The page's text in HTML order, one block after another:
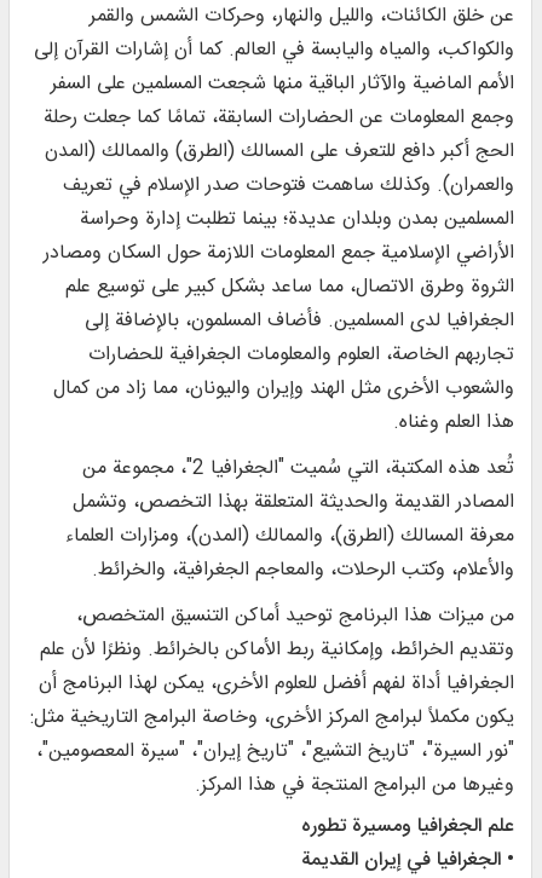
عن خلق الكائنات، والليل والنهار، وحركات الشمس والقمر
والكواكب، والمياه واليابسة في العالم. كما أن إشارات القرآن إلى
الأمم الماضية والآثار الباقية منها شجعت المسلمين على السفر
وجمع المعلومات عن الحضارات السابقة، تمامًا كما جعلت رحلة
الحج أكبر دافع للتعرف على المسالك (الطرق) والممالك (المدن
والعمران). وكذلك ساهمت فتوحات صدر الإسلام في تعريف
المسلمين بمدن وبلدان عديدة؛ بينما تطلبت إدارة وحراسة
الأراضي الإسلامية جمع المعلومات اللازمة حول السكان ومصادر
الثروة وطرق الاتصال، مما ساعد بشكل كبير على توسيع علم
الجغرافيا لدى المسلمين. فأضاف المسلمون، بالإضافة إلى
تجاربهم الخاصة، العلوم والمعلومات الجغرافية للحضارات
والشعوب الأخرى مثل الهند وإيران واليونان، مما زاد من كمال
هذا العلم وغناه.
تُعد هذه المكتبة، التي سُميت "الجغرافيا 2"، مجموعة من
المصادر القديمة والحديثة المتعلقة بهذا التخصص، وتشمل
معرفة المسالك (الطرق)، والممالك (المدن)، ومزارات العلماء
والأعلام، وكتب الرحلات، والمعاجم الجغرافية، والخرائط.
من ميزات هذا البرنامج توحيد أماكن التنسيق المتخصص،
وتقديم الخرائط، وإمكانية ربط الأماكن بالخرائط. ونظرًا لأن علم
الجغرافيا أداة لفهم أفضل للعلوم الأخرى، يمكن لهذا البرنامج أن
يكون مكملاً لبرامج المركز الأخرى، وخاصة البرامج التاريخية مثل:
"نور السيرة"، "تاريخ التشيع"، "تاريخ إيران"، "سيرة المعصومين"،
وغيرها من البرامج المنتجة في هذا المركز.
علم الجغرافيا ومسيرة تطوره
• الجغرافيا في إيران القديمة